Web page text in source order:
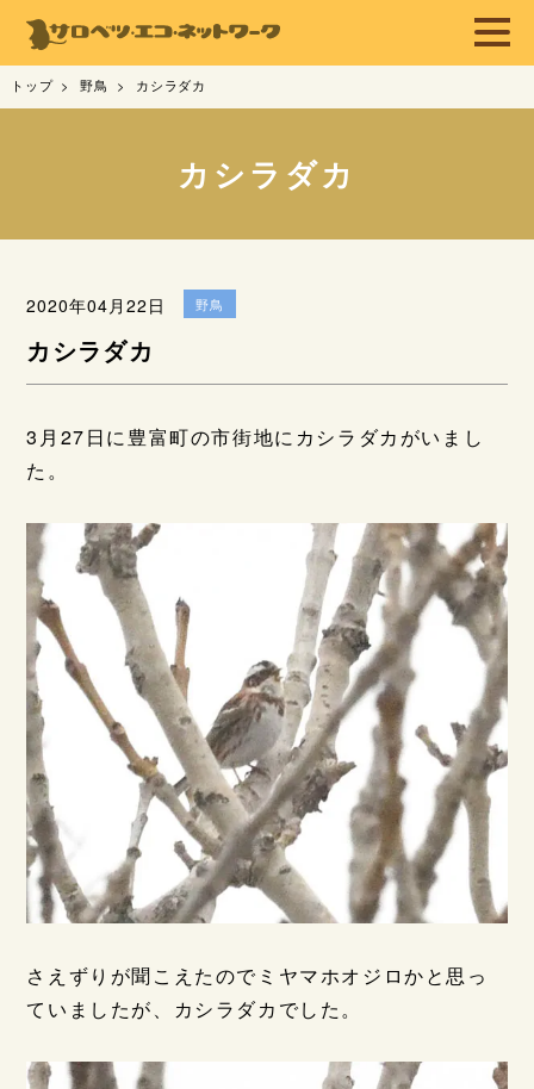
トップ 野鳥 カシラダカ
カシラダカ
2020年04月22日 野鳥
カシラダカ
3月27日に豊富町の市街地にカシラダカがいまし
た。
さえずりが聞こえたのでミヤマホオジロかと思っ
ていましたが、カシラダカでした。